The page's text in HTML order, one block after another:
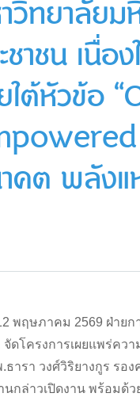
วิทยาลัยม
ชาชน เนื่อ
ใต้หัวข้อ
คต พลังแ
พฤษภาคม 2569 ฝ่าย
ดโครงการเผยแพร่คว
.ธารา วงศ์วิริยางกูร ร
นกล่าวเปิดงาน พร้อมด้